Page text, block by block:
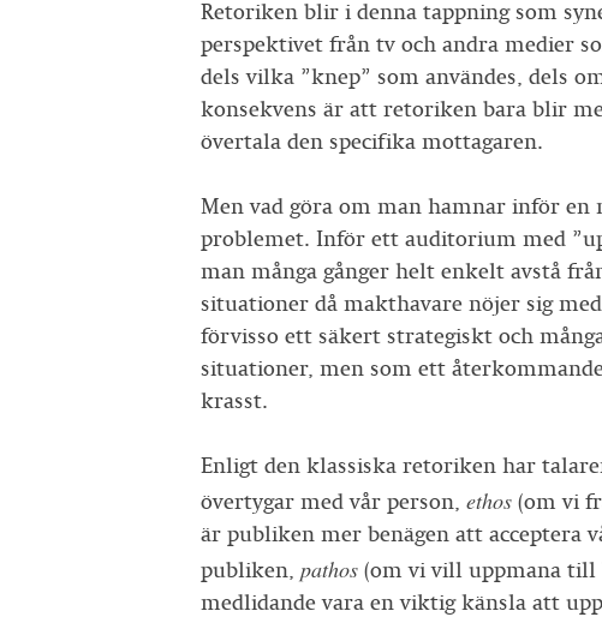
Retoriken blir i denna tappning som
perspektivet från tv och andra medier
dels vilka ”knep” som användes, dels
konsekvens är att retoriken bara blir
övertala den specifika mottagaren.
Men vad göra om man hamnar inför
problemet. Inför ett auditorium med
man många gånger helt enkelt avstå
situationer då makthavare nöjer sig
förvisso ett säkert strategiskt och
situationer, men som ett
krasst.
Enligt den klassiska retoriken har
övertygar med vår person, ethos (om vi
är publiken mer benägen att acceptera
publiken, pathos (om vi vill uppmana till
medlidande vara en viktig känsla att